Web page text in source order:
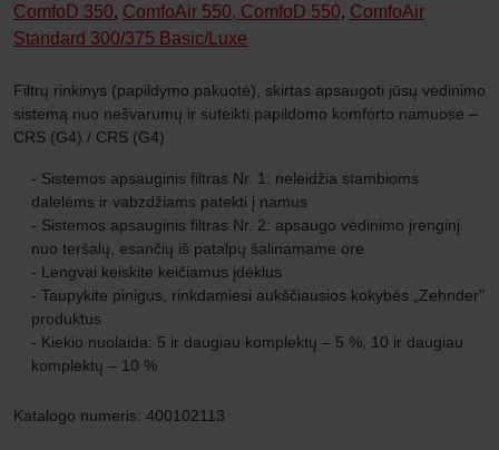
ComfoD 350, ComfoAir 550, ComfoD 550, ComfoAir
Standard 300/375 Basic/Luxe
Filtrų rinkinys (papildymo pakuotė), skirtas apsaugoti jūsų vėdinimo
sistemą nuo nešvarumų ir suteikti papildomo komforto namuose –
CRS (G4) / CRS (G4)
- Sistemos apsauginis filtras Nr. 1: neleidžia stambioms
dalelėms ir vabzdžiams patekti į namus
- Sistemos apsauginis filtras Nr. 2: apsaugo vėdinimo įrenginį
nuo teršalų, esančių iš patalpų šalinamame ore
- Lengvai keiskite keičiamus įdėklus
- Taupykite pinigus, rinkdamiesi aukščiausios kokybės „Zehnder"
produktus
- Kiekio nuolaida: 5 ir daugiau komplektų – 5 %, 10 ir daugiau
komplektų – 10 %
Katalogo numeris: 400102113